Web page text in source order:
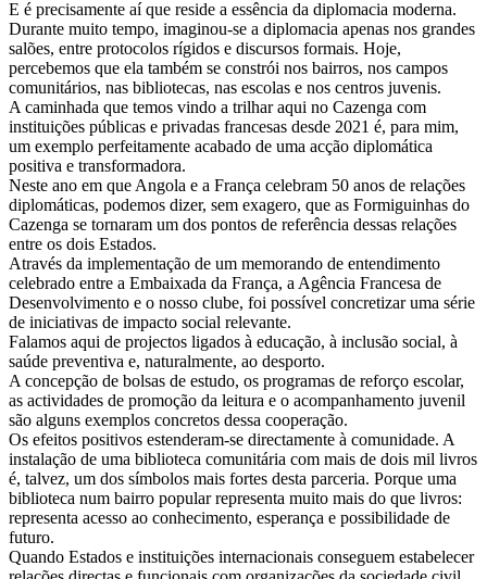
E é precisamente aí que reside a essência da diplomacia moderna.
Durante muito tempo, imaginou-se a diplomacia apenas nos grandes
salões, entre protocolos rígidos e discursos formais. Hoje,
percebemos que ela também se constrói nos bairros, nos campos
comunitários, nas bibliotecas, nas escolas e nos centros juvenis.
A caminhada que temos vindo a trilhar aqui no Cazenga com
instituições públicas e privadas francesas desde 2021 é, para mim,
um exemplo perfeitamente acabado de uma acção diplomática
positiva e transformadora.
Neste ano em que Angola e a França celebram 50 anos de relações
diplomáticas, podemos dizer, sem exagero, que as Formiguinhas do
Cazenga se tornaram um dos pontos de referência dessas relações
entre os dois Estados.
Através da implementação de um memorando de entendimento
celebrado entre a Embaixada da França, a Agência Francesa de
Desenvolvimento e o nosso clube, foi possível concretizar uma série
de iniciativas de impacto social relevante.
Falamos aqui de projectos ligados à educação, à inclusão social, à
saúde preventiva e, naturalmente, ao desporto.
A concepção de bolsas de estudo, os programas de reforço escolar,
as actividades de promoção da leitura e o acompanhamento juvenil
são alguns exemplos concretos dessa cooperação.
Os efeitos positivos estenderam-se directamente à comunidade. A
instalação de uma biblioteca comunitária com mais de dois mil livros
é, talvez, um dos símbolos mais fortes desta parceria. Porque uma
biblioteca num bairro popular representa muito mais do que livros:
representa acesso ao conhecimento, esperança e possibilidade de
futuro.
Quando Estados e instituições internacionais conseguem estabelecer